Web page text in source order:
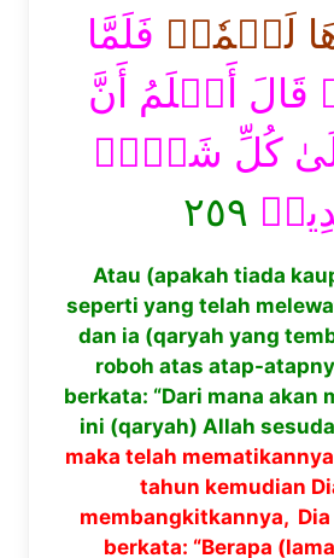
لَحۡمٗاۚ فَلَمَّا
قَالَ أَعۡلَمُ أَنَّ
كُلِّ شَيۡءٖ
Atau (apakah tiada
seperti yang telah
dan ia (qaryah yang
roboh atas atap-
berkata: “Dari mana akan
ini (qaryah) Allah
maka telah
tahun kemudian
membangkitkannya,
berkata: “Berapa